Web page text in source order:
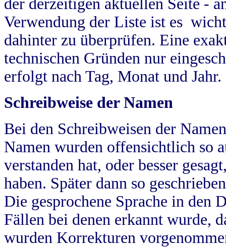
der derzeitigen aktuellen Seite -
Verwendung der Liste ist es
dahinter zu überprüfen. Eine
technischen Gründen nur
erfolgt nach Tag, Monat und Jahr.
Schreibweise der Namen
Bei den Schreibweisen der
Namen wurden offensichtlich so
verstanden hat, oder besser
haben. Später dann so
Die gesprochene Sprache in
Fällen bei denen erkannt wurde,
wurden Korrekturen